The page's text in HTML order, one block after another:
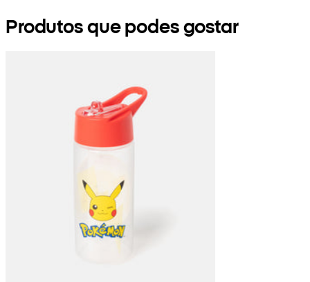
Produtos que podes gostar